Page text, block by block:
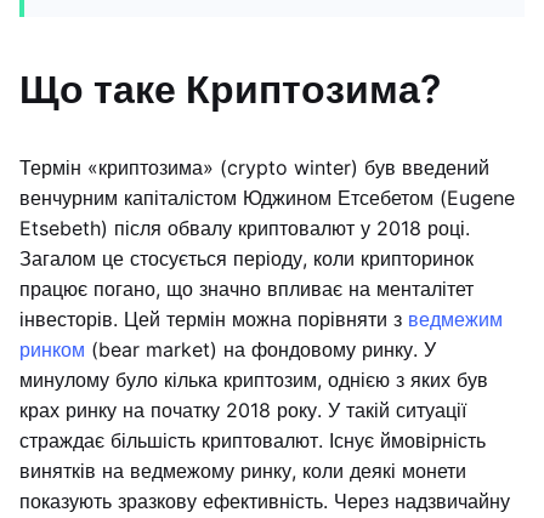
Що таке Криптозима?
Термін «криптозима» (crypto winter) був введений
венчурним капіталістом Юджином Етсебетом (Eugene
Etsebeth) після обвалу криптовалют у 2018 році.
Загалом це стосується періоду, коли крипторинок
працює погано, що значно впливає на менталітет
інвесторів. Цей термін можна порівняти з ведмежим
ринком (bear market) на фондовому ринку. У
минулому було кілька криптозим, однією з яких був
крах ринку на початку 2018 року. У такій ситуації
страждає більшість криптовалют. Існує ймовірність
винятків на ведмежому ринку, коли деякі монети
показують зразкову ефективність. Через надзвичайну